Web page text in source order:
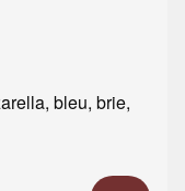
bleu, brie,